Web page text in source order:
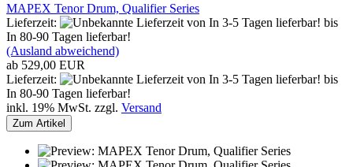
MAPEX Tenor Drum, Qualifier Series
Lieferzeit:
von In 3-5 Tagen lieferbar! bis
In 80-90 Tagen lieferbar!
(Ausland abweichend)
ab 529,00 EUR
Lieferzeit:
von In 3-5 Tagen lieferbar! bis
In 80-90 Tagen lieferbar!
inkl. 19% MwSt. zzgl. Versand
Zum Artikel